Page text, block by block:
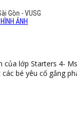
Gòn - VUSG
ẢNH
của lớp Starters 4-
bé yêu cố gắng